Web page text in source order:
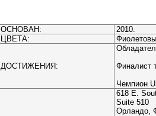
ОСНОВАН:
2010.
ЦВЕТА:
ДОСТИЖЕНИЯ:
Финалист
Чемпион
618 E.
Suite 510
Орландо,